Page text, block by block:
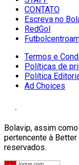
CONTATO
Escreva no
RedGol
Termos e
Políticas de
Política
Ad Choices
Bolavip, assim
pertencente à
reservados.